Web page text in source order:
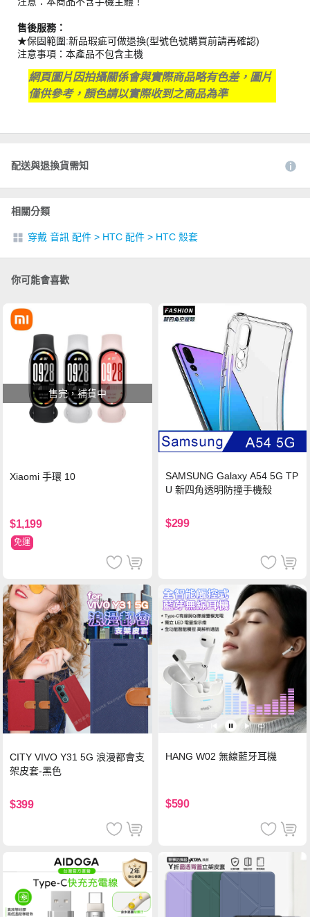
售後服務：
★保固範圍:新品瑕疵可做退換(型號色號購買前請再確認)
注意事項：本產品不包含主機
網頁圖片因拍攝關係會與實際商品略有色差，圖片
僅供參考，顏色請以實際收到之商品為準
配送與退換貨需知
相關分類
穿戴 音訊 配件 > HTC 配件 > HTC 殼套
你可能會喜歡
售完，補貨中
Xiaomi 手環 10
$1,199
免運
SAMSUNG Galaxy A54 5G TP
U 新四角透明防撞手機殼
$299
CITY VIVO Y31 5G 浪漫都會支
架皮套-黑色
$399
HANG W02 無線藍牙耳機
$590